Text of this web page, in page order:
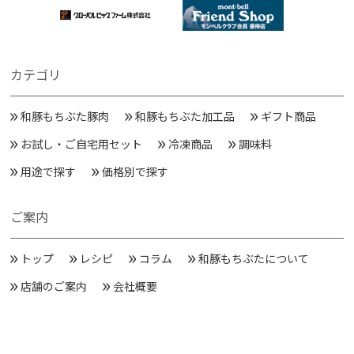
カテゴリ
和豚もちぶた豚肉 和豚もちぶた加工品
ギフト商品
お試し・ご自宅用セット
冷凍商品
調味料
用途で探す
価格別で探す
ご案内
トップ レシピ コラム
和豚もちぶたについて
店舗のご案内
会社概要